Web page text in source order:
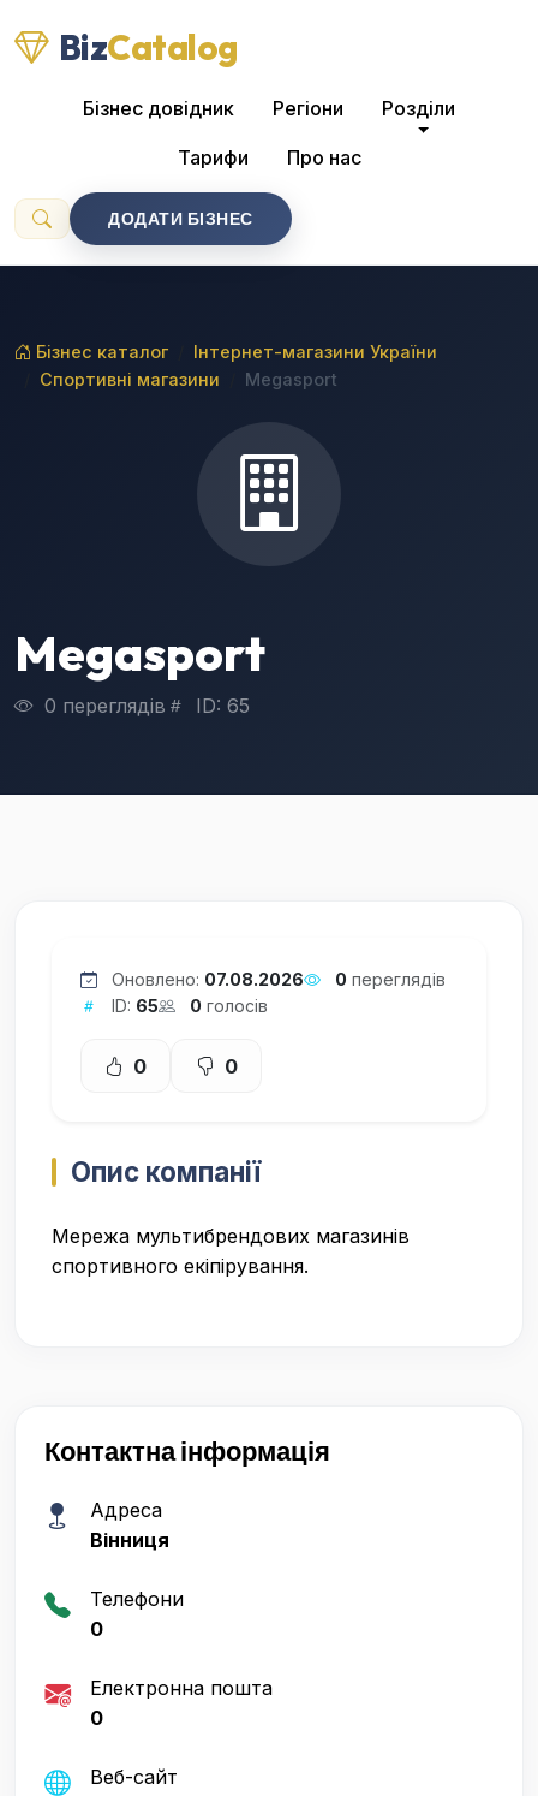
BizCatalog
Бізнес довідник Регіони Розділи
Тарифи Про нас
ДОДАТИ БІЗНЕС
Бізнес каталог
Інтернет-магазини України
Спортивні магазини
Megasport
Megasport
0 переглядів ID: 65
Оновлено: 07.08.2026 0 переглядів
ID: 65 0 голосів
0 0
Опис компанії
Мережа мультибрендових магазинів
спортивного екіпірування.
Контактна інформація
Адреса
Вінниця
Телефони
0
Електронна пошта
0
Веб-сайт